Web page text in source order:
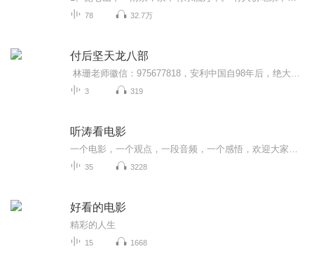
78 32.7万
付后坚天龙八部
3 319
听涛看电影
35 3228
好看的电影
精彩的人生
15 1668